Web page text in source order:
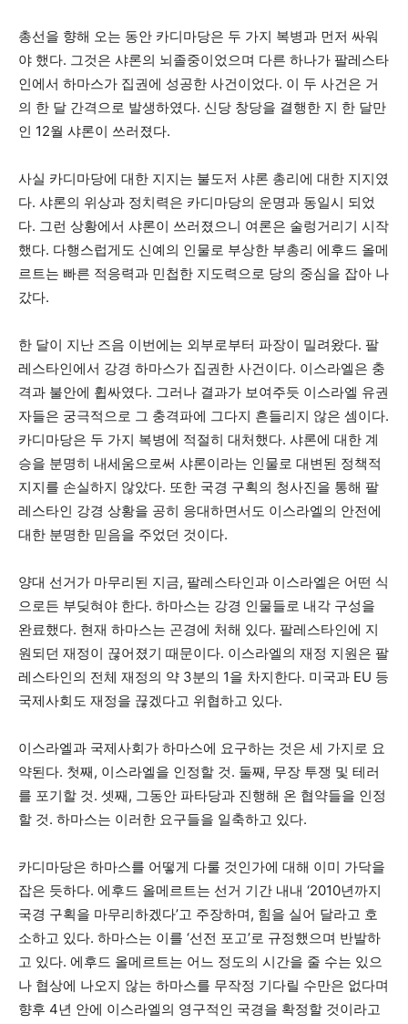
총선을 향해 오는 동안 카디마당은 두 가지 복병과 먼저 싸워
야 했다. 그것은 샤론의 뇌졸중이었으며 다른 하나가 팔레스타
인에서 하마스가 집권에 성공한 사건이었다. 이 두 사건은 거
의 한 달 간격으로 발생하였다. 신당 창당을 결행한 지 한 달만
인 12월 샤론이 쓰러졌다.
사실 카디마당에 대한 지지는 불도저 샤론 총리에 대한 지지였
다. 샤론의 위상과 정치력은 카디마당의 운명과 동일시 되었
다. 그런 상황에서 샤론이 쓰러졌으니 여론은 술렁거리기 시작
했다. 다행스럽게도 신예의 인물로 부상한 부총리 에후드 올메
르트는 빠른 적응력과 민첩한 지도력으로 당의 중심을 잡아 나
갔다.
한 달이 지난 즈음 이번에는 외부로부터 파장이 밀려왔다. 팔
레스타인에서 강경 하마스가 집권한 사건이다. 이스라엘은 충
격과 불안에 휩싸였다. 그러나 결과가 보여주듯 이스라엘 유권
자들은 궁극적으로 그 충격파에 그다지 흔들리지 않은 셈이다.
카디마당은 두 가지 복병에 적절히 대처했다. 샤론에 대한 계
승을 분명히 내세움으로써 샤론이라는 인물로 대변된 정책적
지지를 손실하지 않았다. 또한 국경 구획의 청사진을 통해 팔
레스타인 강경 상황을 공히 응대하면서도 이스라엘의 안전에
대한 분명한 믿음을 주었던 것이다.
양대 선거가 마무리된 지금, 팔레스타인과 이스라엘은 어떤 식
으로든 부딪혀야 한다. 하마스는 강경 인물들로 내각 구성을
완료했다. 현재 하마스는 곤경에 처해 있다. 팔레스타인에 지
원되던 재정이 끊어졌기 때문이다. 이스라엘의 재정 지원은 팔
레스타인의 전체 재정의 약 3분의 1을 차지한다. 미국과 EU 등
국제사회도 재정을 끊겠다고 위협하고 있다.
이스라엘과 국제사회가 하마스에 요구하는 것은 세 가지로 요
약된다. 첫째, 이스라엘을 인정할 것. 둘째, 무장 투쟁 및 테러
를 포기할 것. 셋째, 그동안 파타당과 진행해 온 협약들을 인정
할 것. 하마스는 이러한 요구들을 일축하고 있다.
카디마당은 하마스를 어떻게 다룰 것인가에 대해 이미 가닥을
잡은 듯하다. 에후드 올메르트는 선거 기간 내내 ‘2010년까지
국경 구획을 마무리하겠다’고 주장하며, 힘을 실어 달라고 호
소하고 있다. 하마스는 이를 ‘선전 포고’로 규정했으며 반발하
고 있다. 에후드 올메르트는 어느 정도의 시간을 줄 수는 있으
나 협상에 나오지 않는 하마스를 무작정 기다릴 수만은 없다며
향후 4년 안에 이스라엘의 영구적인 국경을 확정할 것이라고